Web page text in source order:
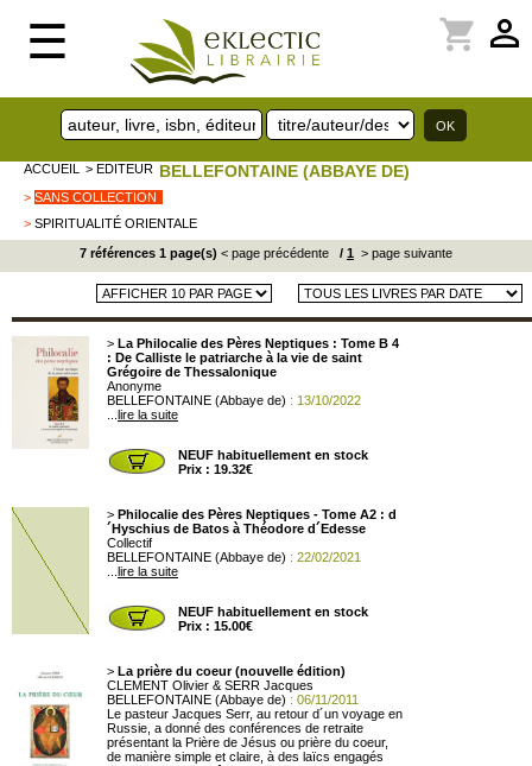
☰ perm_identity
shopping_cart
ACCUEIL > EDITEUR BELLEFONTAINE (ABBAYE DE)
> SANS COLLECTION
> SPIRITUALITÉ ORIENTALE
7 références 1 page(s) < page précédente / 1 > page suivante
> La Philocalie des Pères Neptiques : Tome B 4
: De Calliste le patriarche à la vie de saint
Grégoire de Thessalonique
Anonyme
BELLEFONTAINE (Abbaye de) : 13/10/2022
lire la suite
NEUF habituellement en stock
Prix : 19.32€
> Philocalie des Pères Neptiques - Tome A2 : d
´Hyschius de Batos à Théodore d´Edesse
Collectif
BELLEFONTAINE (Abbaye de) : 22/02/2021
lire la suite
NEUF habituellement en stock
Prix : 15.00€
> La prière du coeur (nouvelle édition)
CLEMENT Olivier & SERR Jacques
BELLEFONTAINE (Abbaye de) : 06/11/2011
Le pasteur Jacques Serr, au retour d´un voyage en
Russie, a donné des conférences de retraite
présentant la Prière de Jésus ou prière du coeur,
de manière simple et claire, à des laïcs engagés